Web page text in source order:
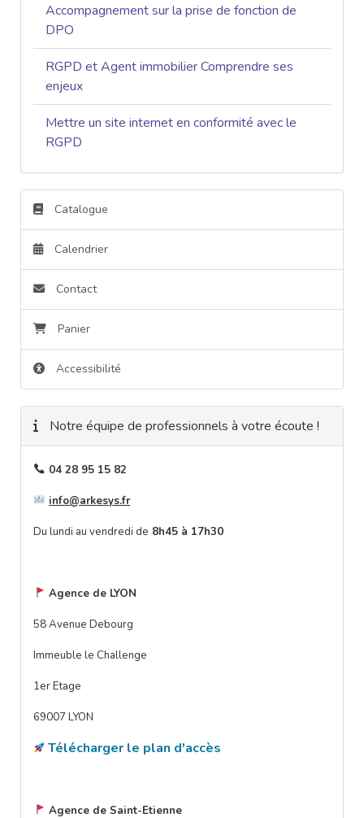
Accompagnement sur la prise de fonction de
DPO
RGPD et Agent immobilier Comprendre ses
enjeux
Mettre un site internet en conformité avec le
RGPD
Catalogue
Calendrier
Contact
Panier
Accessibilité
Notre équipe de professionnels à votre écoute !
04 28 95 15 82
info@arkesys.fr
Du lundi au vendredi de 8h45 à 17h30
Agence de LYON
58 Avenue Debourg
Immeuble le Challenge
1er Etage
69007 LYON
Télécharger le plan d'accès
Agence de Saint-Etienne